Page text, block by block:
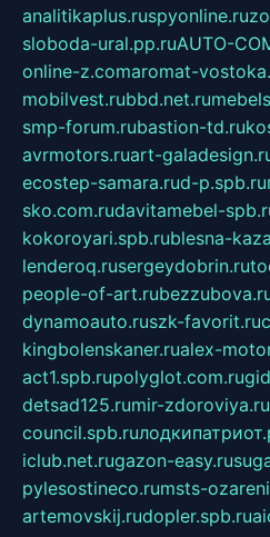
analitikaplus.ruspyonline.ru
sloboda-ural.pp.ruAUTO-
online-z.comaromat-
mobilvest.rubbd.net.ru
smp-forum.rubastion-td.ru
avrmotors.ruart-
ecostep-samara.rud-p.spb.ru
sko.com.rudavitamebel-
kokoroyari.spb.rublesna-
lenderoq.rusergeydobrin.ru
people-of-art.ru
dynamoauto.ruszk-favorit.ru
kingbolenskaner.rualex-
act1.spb.rupolyglot.com.ru
detsad125.rumir-zdoroviya.ru
council.spb.ru
iclub.net.rugazon-easy.ru
pylesostineco.rumsts-
artemovskij.rudopler.spb.ru